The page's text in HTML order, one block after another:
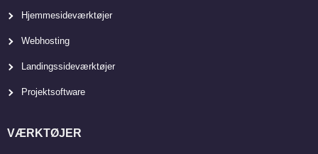
Hjemmesideværktøjer
Webhosting
Landingssideværktøjer
Projektsoftware
VÆRKTØJER